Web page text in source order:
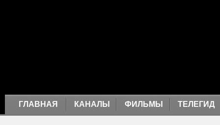
ГЛАВНАЯ КАНАЛЫ ФИЛЬМЫ ТЕЛЕГИД